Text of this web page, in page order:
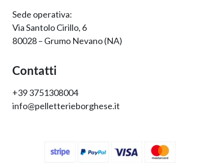
Sede operativa:
Via Santolo Cirillo, 6
80028 – Grumo Nevano (NA)
Contatti
+39 3751308004
info@pelletterieborghese.it